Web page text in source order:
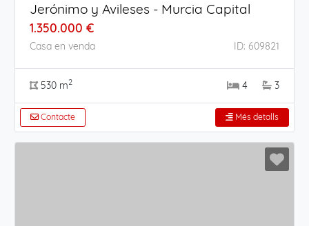
Jerónimo y Avileses - Murcia Capital
1.350.000 €
Casa en venda ID: 609821
530 m2 4 3
Contacte Més detalls